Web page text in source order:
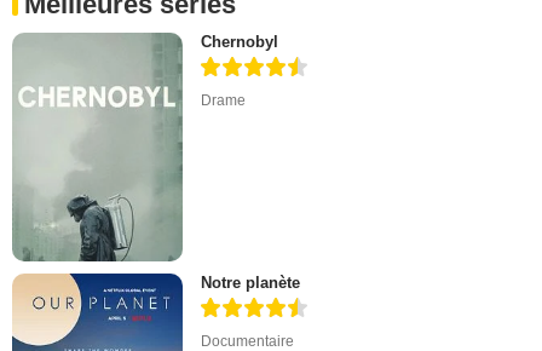
Chernobyl
Drame
Notre planète
Documentaire